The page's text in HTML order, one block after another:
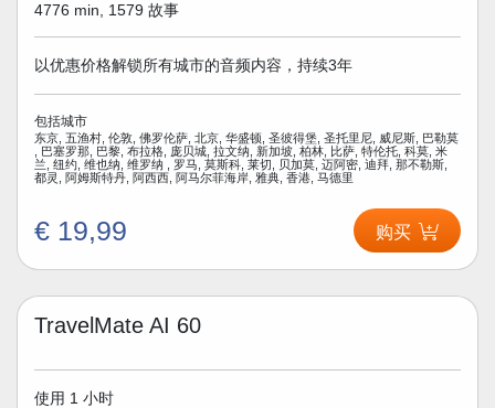
4776 min, 1579 故事
以优惠价格解锁所有城市的音频内容，持续3年
包括城市
东京, 五渔村, 伦敦, 佛罗伦萨, 北京, 华盛顿, 圣彼得堡, 圣托里尼, 威尼斯, 巴勒莫
, 巴塞罗那, 巴黎, 布拉格, 庞贝城, 拉文纳, 新加坡, 柏林, 比萨, 特伦托, 科莫, 米
兰, 纽约, 维也纳, 维罗纳 , 罗马, 莫斯科, 莱切, 贝加莫, 迈阿密, 迪拜, 那不勒斯,
都灵, 阿姆斯特丹, 阿西西, 阿马尔菲海岸, 雅典, 香港, 马德里
€ 19,99 购买
TravelMate AI 60
使用 1 小时